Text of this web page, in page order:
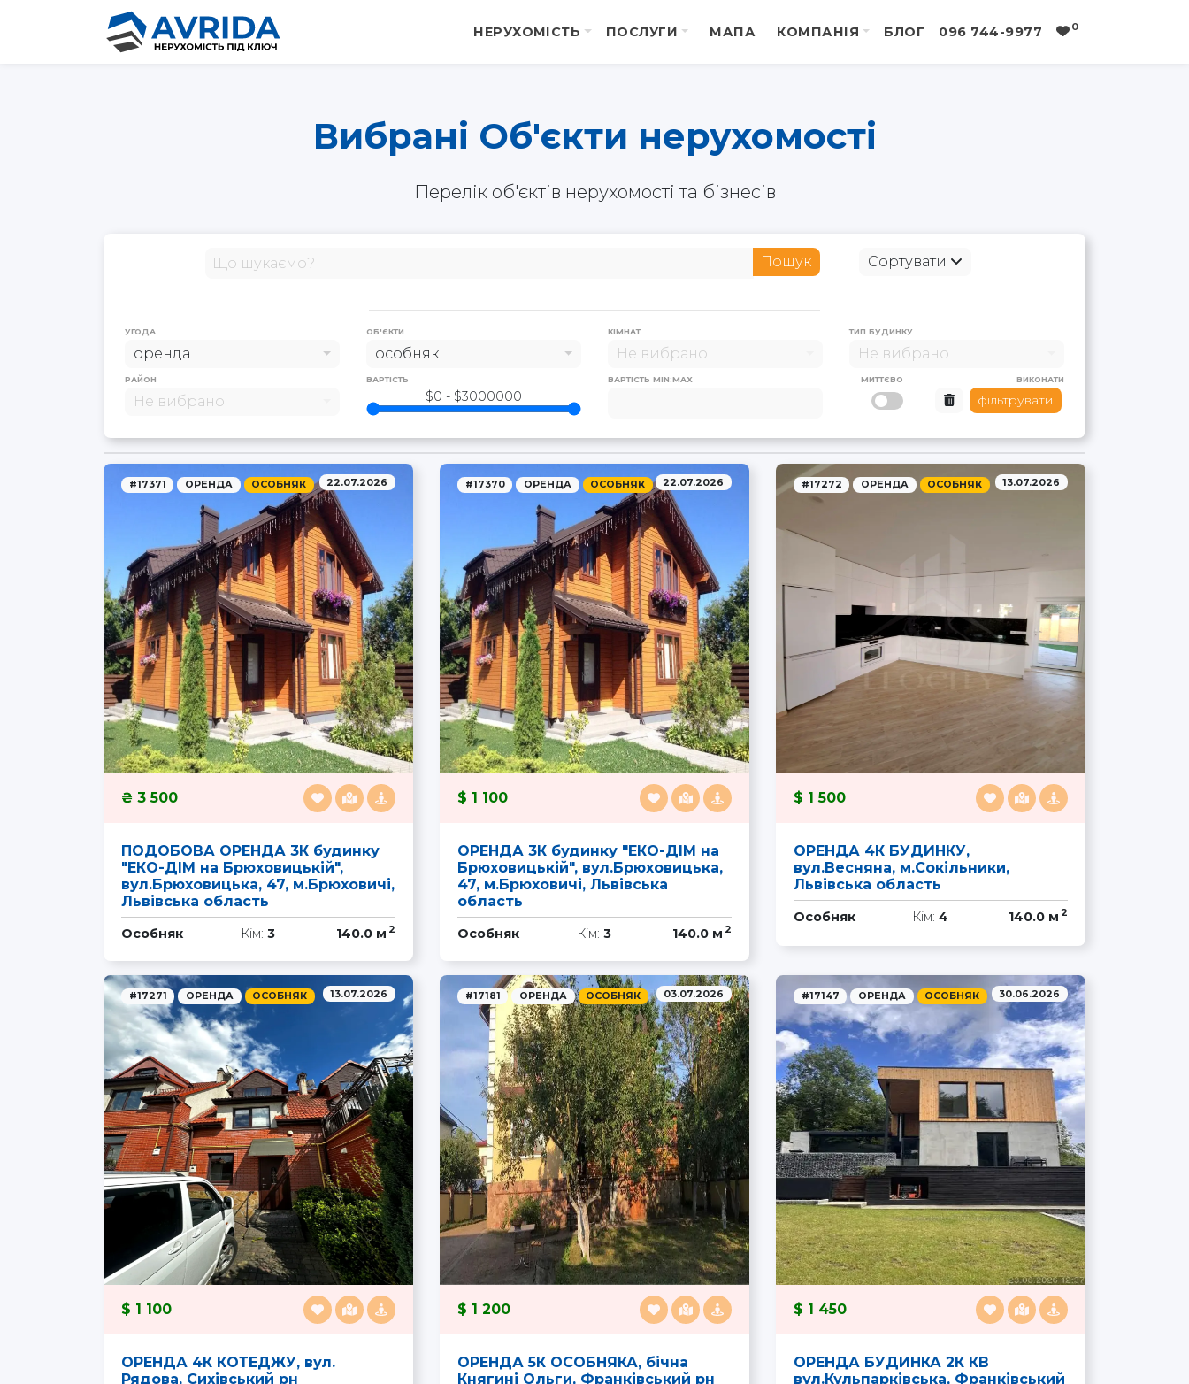
НЕРУХОМІСТЬ ПОСЛУГИ МАПА КОМПАНІЯ БЛОГ 096 744-9977 0
Вибрані Об'єкти нерухомості
Перелік об'єктів нерухомості та бізнесів
Пошук Сортувати
УГОДА
оренда
ОБ'ЄКТИ
особняк
КІМНАТ
Не вибрано
ТИП БУДИНКУ
Не вибрано
РАЙОН
Не вибрано
ВАРТІСТЬ
$0 - $3000000
ВАРТІСТЬ MIN:MAX МИТТЄВО ВИКОНАТИ
фільтрувати
22.07.2026
#17371 ОРЕНДА ОСОБНЯК
3 500
ПОДОБОВА ОРЕНДА 3К будинку
"ЕКО-ДІМ на Брюховицькій",
вул.Брюховицька, 47, м.Брюховичі,
Львівська область
Особняк Кім:3 140.0 м 2
22.07.2026
#17370 ОРЕНДА ОСОБНЯК
1 100
ОРЕНДА 3К будинку "ЕКО-ДІМ на
Брюховицькій", вул.Брюховицька,
47, м.Брюховичі, Львівська
область
Особняк Кім:3 140.0 м 2
13.07.2026
#17272 ОРЕНДА ОСОБНЯК
1 500
ОРЕНДА 4К БУДИНКУ,
вул.Весняна, м.Сокільники,
Львівська область
Особняк Кім:4 140.0 м 2
13.07.2026
#17271 ОРЕНДА ОСОБНЯК
1 100
ОРЕНДА 4К КОТЕДЖУ, вул.
Рядова, Сихівський рн
03.07.2026
#17181 ОРЕНДА ОСОБНЯК
1 200
ОРЕНДА 5К ОСОБНЯКА, бічна
Княгині Ольги, Франківський рн
30.06.2026
#17147 ОРЕНДА ОСОБНЯК
1 450
ОРЕНДА БУДИНКА 2К КВ
вул.Кульпарківська, Франківський